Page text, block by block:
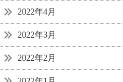
2022年4月
2022年3月
2022年2月